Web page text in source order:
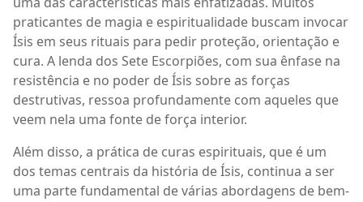
praticantes de magia e espiritualidade buscam invocar
Ísis em seus rituais para pedir proteção, orientação e
cura. A lenda dos Sete Escorpiões, com sua ênfase na
resistência e no poder de Ísis sobre as forças
destrutivas, ressoa profundamente com aqueles que
veem nela uma fonte de força interior.
Além disso, a prática de curas espirituais, que é um
dos temas centrais da história de Ísis, continua a ser
uma parte fundamental de várias abordagens de bem-